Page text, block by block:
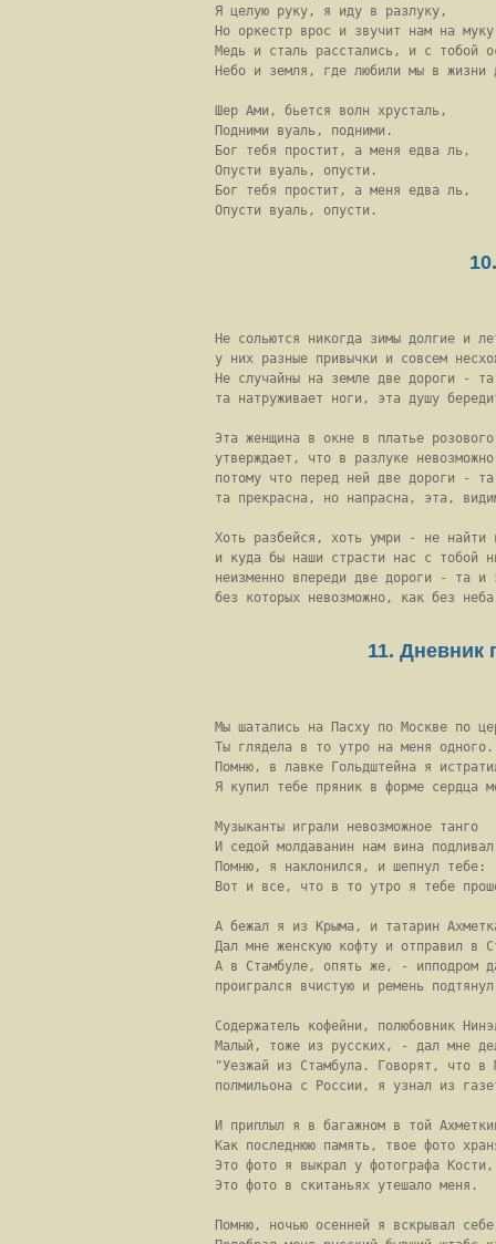
Я целую руку, я иду в разлуку,
Но оркестр врос и звучит нам на
Медь и сталь расстались, и с тобой
Небо и земля, где любили мы в жизни
Шер Ами, бьется волн хрусталь,
Подними вуаль, подними.
Бог тебя простит, а меня едва ль,
Опусти вуаль, опусти.
Бог тебя простит, а меня едва ль,
Опусти вуаль, опусти.
Не сольются никогда зимы долгие и
у них разные привычки и совсем
Не случайны на земле две дороги -
та натруживает ноги, эта душу
Эта женщина в окне в платье
утверждает, что в разлуке
потому что перед ней две дороги -
та прекрасна, но напрасна, эта,
Хоть разбейся, хоть умри - не найти
и куда бы наши страсти нас с тобой
неизменно впереди две дороги - та и
без которых невозможно, как без
11. Дневник
Мы шатались на Пасху по Москве по
Ты глядела в то утро на меня одного.
Помню, в лавке Гольдштейна я
Я купил тебе пряник в форме сердца
Музыканты играли невозможное танго
И седой молдаванин нам вина
Помню, я наклонился, и шепнул
Вот и все, что в то утро я тебе
А бежал я из Крыма, и татарин
Дал мне женскую кофту и отправил в
А в Стамбуле, опять же, - ипподром
проигрался вчистую и ремень
Содержатель кофейни, полюбовник
Малый, тоже из русских, - дал мне
"Уезжай из Стамбула. Говорят, что в
полмильона с России, я узнал из
И приплыл я в багажном в той
Как последнюю память, твое фото
Это фото я выкрал у фотографа Кости,
Это фото в скитаньях утешало меня.
Помню, ночью осенней я вскрывал